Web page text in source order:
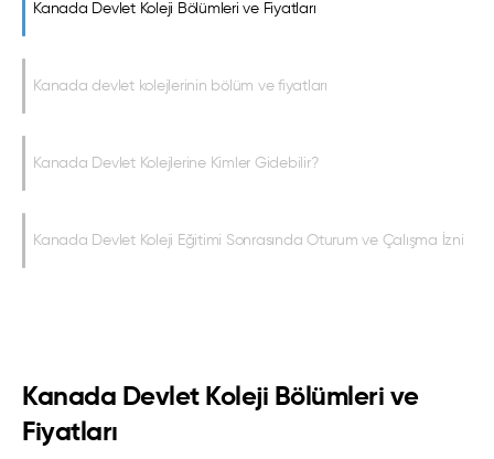
Kanada Devlet Koleji Bölümleri ve Fiyatları
Kanada devlet kolejlerinin bölüm ve fiyatları
Kanada Devlet Kolejlerine Kimler Gidebilir?
Kanada Devlet Koleji Eğitimi Sonrasında Oturum ve Çalışma İzni
Kanada Devlet Koleji Bölümleri ve
Fiyatları